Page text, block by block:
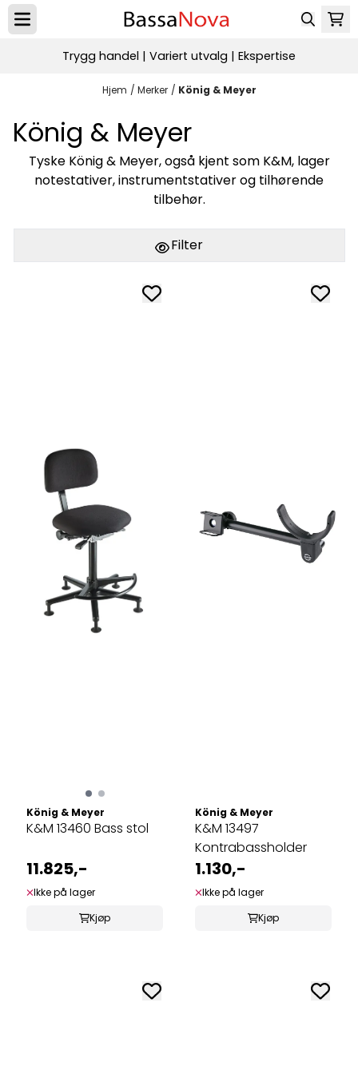
Hopp til innhold
Trygg handel | Variert utvalg | Ekspertise
Hjem / Merker / König & Meyer
König & Meyer
Tyske König & Meyer, også kjent som K&M, lager
notestativer, instrumentstativer og tilhørende
tilbehør.
Filter
König & Meyer
K&M 13460 Bass stol
11.825,-
Ikke på lager
Kjøp
König & Meyer
K&M 13497
Kontrabassholder
1.130,-
Ikke på lager
Kjøp